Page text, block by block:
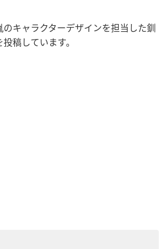
キャラクターデザインを担当した釧
稿しています。